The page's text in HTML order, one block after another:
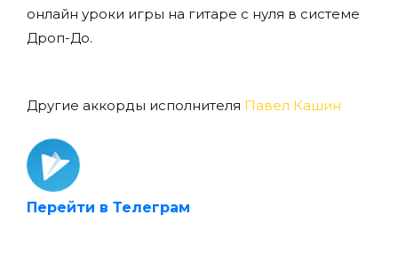
онлайн уроки игры на гитаре с нуля в системе
Дроп-До.
Другие аккорды исполнителя Павел Кашин
Перейти в Телеграм